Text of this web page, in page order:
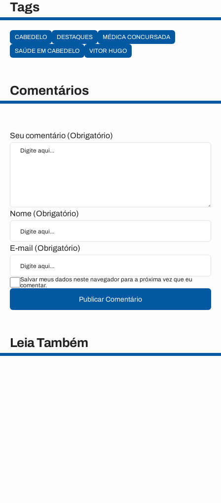
Tags
CABEDELO DESTAQUES
MÉDICA CONCURSADA
SAÚDE EM CABEDELO
VITOR HUGO
Comentários
Seu comentário (Obrigatório)
Nome (Obrigatório)
E-mail (Obrigatório)
Salvar meus dados neste navegador para a próxima vez que eu
comentar.
Publicar Comentário
Leia Também